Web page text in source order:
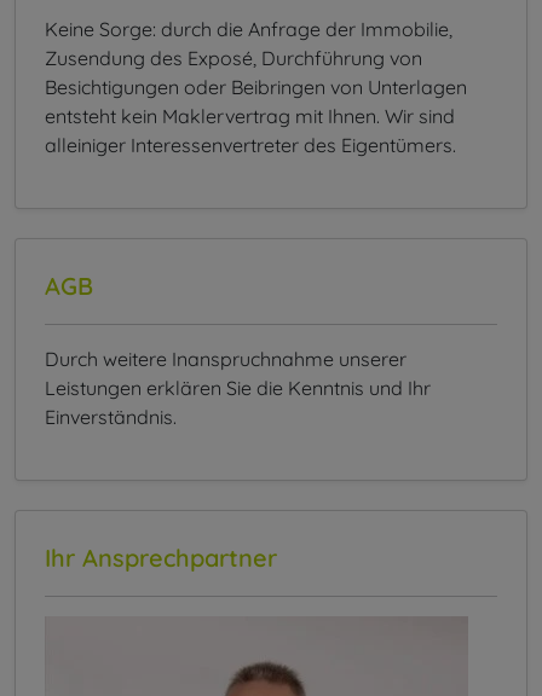
Keine Sorge: durch die Anfrage der Immobilie,
Zusendung des Exposé, Durchführung von
Besichtigungen oder Beibringen von Unterlagen
entsteht kein Maklervertrag mit Ihnen. Wir sind
alleiniger Interessenvertreter des Eigentümers.
AGB
Durch weitere Inanspruchnahme unserer
Leistungen erklären Sie die Kenntnis und Ihr
Einverständnis.
Ihr Ansprechpartner